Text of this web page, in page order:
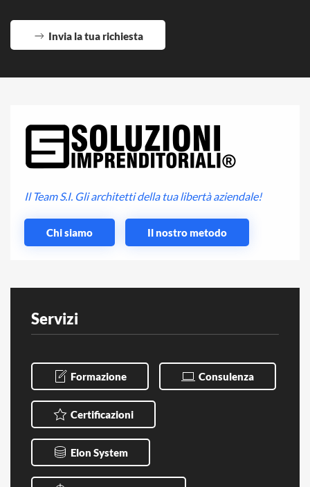
Invia la tua richiesta
Il Team S.I. Gli architetti della tua libertà aziendale!
Chi siamo Il nostro metodo
Servizi
Formazione Consulenza
Certificazioni
Elon System